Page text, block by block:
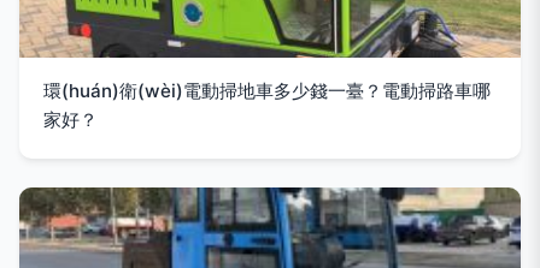
環(huán)衛(wèi)電動掃地車多少錢一臺？電動掃路車哪
家好？